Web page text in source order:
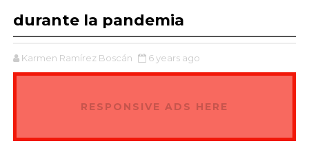
durante la pandemia
Karmen Ramírez Boscán 6 years ago
RESPONSIVE ADS HERE